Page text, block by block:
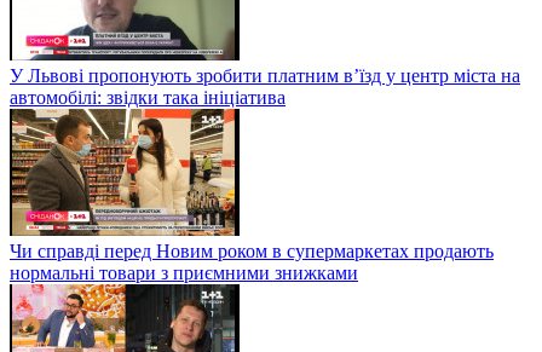
У Львові пропонують зробити платним в’їзд у центр міста на
автомобілі: звідки така ініціатива
Чи справді перед Новим роком в супермаркетах продають
нормальні товари з приємними знижками